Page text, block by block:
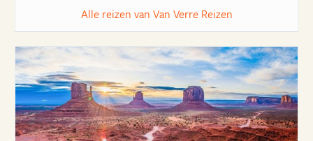
Alle reizen van Van Verre Reizen